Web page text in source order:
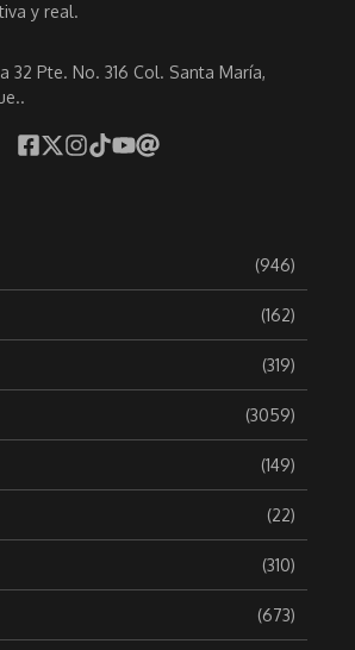
y real.
32 Pte. No. 316 Col. Santa María,
(946)
(162)
(319)
(3059)
(149)
(22)
(310)
(673)